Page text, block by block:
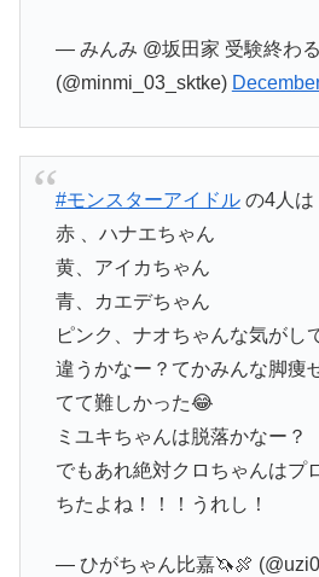
— みんみ @坂田家 受験終わ
(@minmi_03_sktke)
#モンスターアイドルの4人は
赤 、ハナエちゃん
黄、アイカちゃん
青、カエデちゃん
ピンク、ナオちゃんな気がし
違うかなー？てかみんな脚痩
てて難しかった😂
ミユキちゃんは脱落かなー？
でもあれ絶対クロちゃんはプ
ちたよね！！！うれし！
— ひがちゃん比嘉🦄🍖